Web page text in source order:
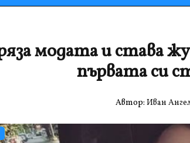
модата и става
първата си
Автор: Иван